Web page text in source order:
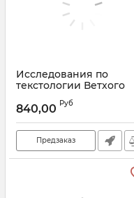
Исследования по
текстологии Ветхого
Завета. Книги пророка
Исаии и Премудрости
Хангиреев И.А.
Артикул: 30423
840,00 Руб
Предзаказ